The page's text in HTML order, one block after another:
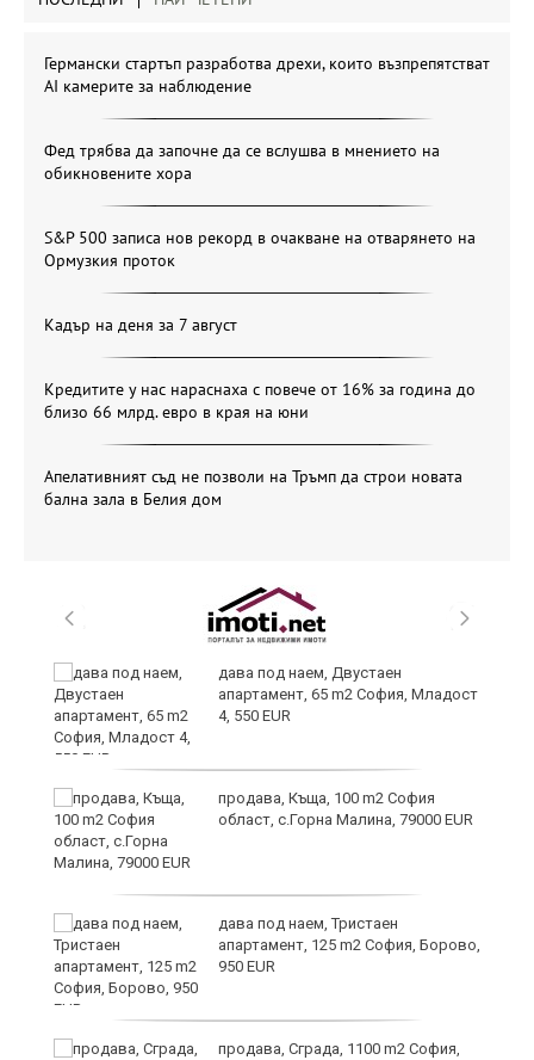
Германски стартъп разработва дрехи, които възпрепятстват
AI камерите за наблюдение
Фед трябва да започне да се вслушва в мнението на
обикновените хора
S&P 500 записа нов рекорд в очакване на отварянето на
Ормузкия проток
Кадър на деня за 7 август
Кредитите у нас нараснаха с повече от 16% за година до
близо 66 млрд. евро в края на юни
Апелативният съд не позволи на Тръмп да строи новата
бална зала в Белия дом
дава под наем, Двустаен
апартамент, 65 m2 София, Младост
4, 550 EUR
продава, Къща, 100 m2 София
област, с.Горна Малина, 79000 EUR
дава под наем, Тристаен
апартамент, 125 m2 София, Борово,
950 EUR
продава, Сграда, 1100 m2 София,